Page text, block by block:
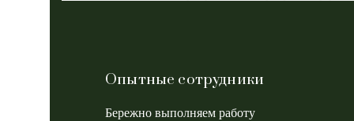
Опытные сотрудники
Бережно выполняем работу